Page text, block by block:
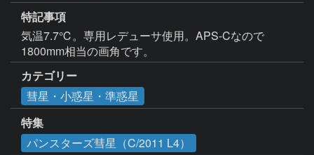
特記事項
気温7.7℃。専用レデューサ使用。APS-Cなので
1800mm相当の画角です。
カテゴリー
彗星・小惑星・準惑星
特集
パンスターズ彗星（C/2011 L4）